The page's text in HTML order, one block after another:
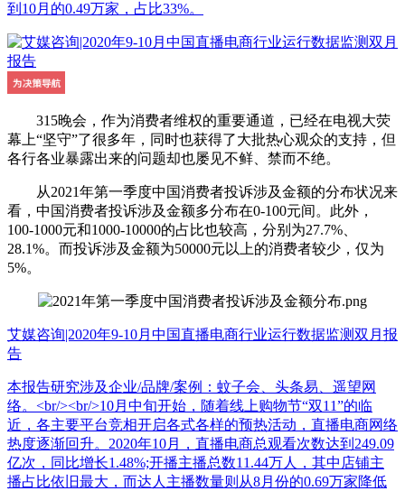
到10月的0.49万家，占比33%。
315晚会，作为消费者维权的重要通道，已经在电视大荧
幕上“坚守”了很多年，同时也获得了大批热心观众的支持，但
各行各业暴露出来的问题却也屡见不鲜、禁而不绝。
从2021年第一季度中国消费者投诉涉及金额的分布状况来
看，中国消费者投诉涉及金额多分布在0-100元间。此外，
100-1000元和1000-10000的占比也较高，分别为27.7%、
28.1%。而投诉涉及金额为50000元以上的消费者较少，仅为
5%。
艾媒咨询|2020年9-10月中国直播电商行业运行数据监测双月报
告
本报告研究涉及企业/品牌/案例：蚊子会、头条易、遥望网
络。<br/><br/>10月中旬开始，随着线上购物节“双11”的临
近，各主要平台竞相开启各式各样的预热活动，直播电商网络
热度逐渐回升。2020年10月，直播电商总观看次数达到249.09
亿次，同比增长1.48%;开播主播总数11.44万人，其中店铺主
播占比依旧最大，而达人主播数量则从8月份的0.69万家降低